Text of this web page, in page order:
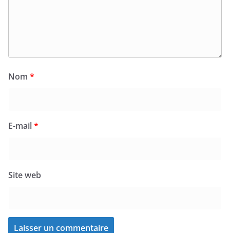
Nom *
E-mail*
Site web